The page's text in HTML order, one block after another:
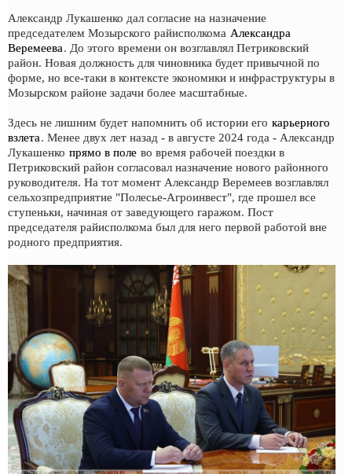
Александр Лукашенко дал согласие на назначение
председателем Мозырского райисполкома Александра
Веремеева. До этого времени он возглавлял Петриковский
район. Новая должность для чиновника будет привычной по
форме, но все-таки в контексте экономики и инфраструктуры в
Мозырском районе задачи более масштабные.
Здесь не лишним будет напомнить об истории его карьерного
взлета. Менее двух лет назад - в августе 2024 года - Александр
Лукашенко прямо в поле во время рабочей поездки в
Петриковский район согласовал назначение нового районного
руководителя. На тот момент Александр Веремеев возглавлял
сельхозпредприятие "Полесье-Агроинвест", где прошел все
ступеньки, начиная от заведующего гаражом. Пост
председателя райисполкома был для него первой работой вне
родного предприятия.